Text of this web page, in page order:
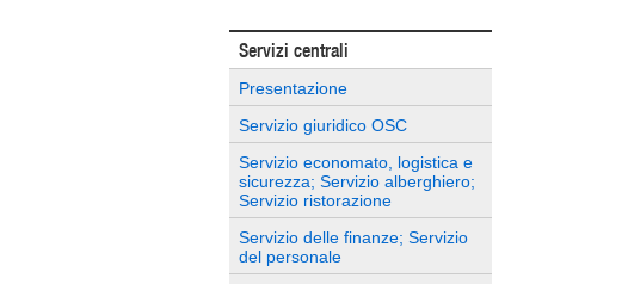
Servizi centrali
Presentazione
Servizio giuridico OSC
Servizio economato, logistica e
sicurezza; Servizio alberghiero;
Servizio ristorazione
Servizio delle finanze; Servizio
del personale